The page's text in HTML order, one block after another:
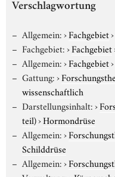
Verschlagwortung
Allgemein:›Fachgebiet›
Fachgebiet:›Fachgebiet
Allgemein:›Fachgebiet›
Gattung:›
wissenschaftlich
Darstellungsinhalt:›
teil)›Hormondrüse
Allgemein:›
Schilddrüse
Allgemein:›